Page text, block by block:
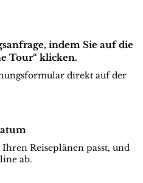
indem Sie auf die
Tour“ klicken.
direkt auf der
Reiseplänen passt, und
ab.